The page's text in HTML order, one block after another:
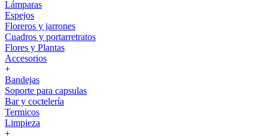
Lámparas
Espejos
Floreros y jarrones
Cuadros y portarretratos
Flores y Plantas
Accesorios
+
Bandejas
Soporte para capsulas
Bar y coctelería
Termicos
Limpieza
+